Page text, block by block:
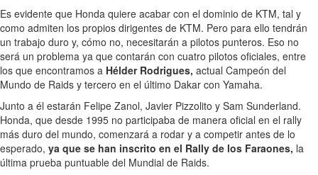
Es evidente que Honda quiere acabar con el dominio de KTM, tal y
como admiten los propios dirigentes de KTM. Pero para ello tendrán
un trabajo duro y, cómo no, necesitarán a pilotos punteros. Eso no
será un problema ya que contarán con cuatro pilotos oficiales, entre
los que encontramos a Hélder Rodrigues, actual Campeón del
Mundo de Raids y tercero en el último Dakar con Yamaha.
Junto a él estarán Felipe Zanol, Javier Pizzolito y Sam Sunderland.
Honda, que desde 1995 no participaba de manera oficial en el rally
más duro del mundo, comenzará a rodar y a competir antes de lo
esperado, ya que se han inscrito en el Rally de los Faraones, la
última prueba puntuable del Mundial de Raids.